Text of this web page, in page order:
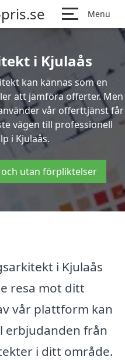
Menu
i Kjulaås
kan kännas som en
att jämföra offerter. Men
vår offerttjänst får
vägen till professionell
i Kjulaås.
utan förpliktelser
i Kjulaås
resa mot ditt
vår plattform kan
erbjudanden från
i ditt område.